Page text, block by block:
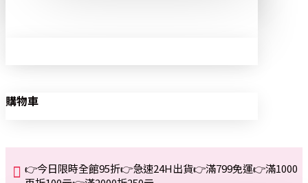
購物車
👉今日限時全館95折👉急速24H出貨👉滿799免運👉滿1000